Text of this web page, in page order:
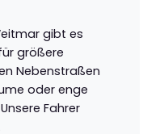
gibt es
größere
Nebenstraßen
oder enge
Fahrer